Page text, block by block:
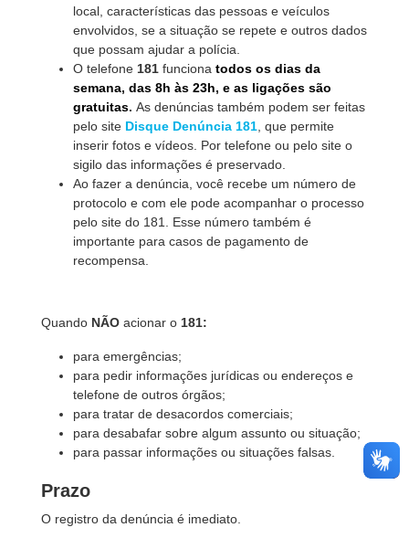
local, características das pessoas e veículos
envolvidos, se a situação se repete e outros dados
que possam ajudar a polícia.
O telefone 181 funciona todos os dias da
semana, das 8h às 23h, e as ligações são
gratuitas. As denúncias também podem ser feitas
pelo site Disque Denúncia 181 , que permite
inserir fotos e vídeos. Por telefone ou pelo site o
sigilo das informações é preservado.
Ao fazer a denúncia, você recebe um número de
protocolo e com ele pode acompanhar o processo
pelo site do 181. Esse número também é
importante para casos de pagamento de
recompensa.
Quando NÃO acionar o 181:
para emergências;
para pedir informações jurídicas ou endereços e
telefone de outros órgãos;
para tratar de desacordos comerciais;
para desabafar sobre algum assunto ou situação;
para passar informações ou situações falsas.
Prazo
O registro da denúncia é imediato.